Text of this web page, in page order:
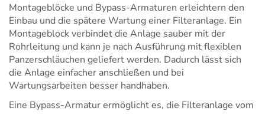
Montageblöcke und Bypass-Armaturen erleichtern den
Einbau und die spätere Wartung einer Filteranlage. Ein
Montageblock verbindet die Anlage sauber mit der
Rohrleitung und kann je nach Ausführung mit flexiblen
Panzerschläuchen geliefert werden. Dadurch lässt sich
die Anlage einfacher anschließen und bei
Wartungsarbeiten besser handhaben.
Eine Bypass-Armatur ermöglicht es, die Filteranlage vom